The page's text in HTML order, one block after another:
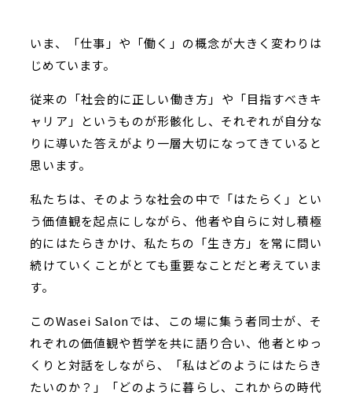
いま、「仕事」や「働く」の概念が大きく変わりは
じめています。
従来の「社会的に正しい働き方」や「目指すべきキ
ャリア」というものが形骸化し、それぞれが自分な
りに導いた答えがより一層大切になってきていると
思います。
私たちは、そのような社会の中で「はたらく」とい
う価値観を起点にしながら、他者や自らに対し積極
的にはたらきかけ、私たちの「生き方」を常に問い
続けていくことがとても重要なことだと考えていま
す。
このWasei Salonでは、この場に集う者同士が、そ
れぞれの価値観や哲学を共に語り合い、他者とゆっ
くりと対話をしながら、「私はどのようにはたらき
たいのか？」「どのように暮らし、これからの時代